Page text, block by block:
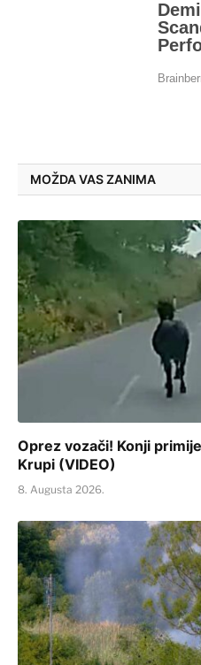
MOŽDA VAS ZANIMA
Oprez vozači! Konji
Krupi (VIDEO)
8. Augusta 2026.